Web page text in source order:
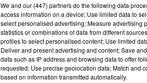
We and our (447) partnersdo the following data
access information on a device; Use limited data to
select personalised advertising; Measure advertising
statistics or combinations of data from different
profiles to select personalised content; Use limited
Deliver and present advertising and content; Save
data such as IP address and browsing data to offer
requested; Use precise geolocation data; Match and
based on information transmitted automatically.